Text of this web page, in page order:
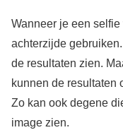
Wanneer je een
achterzijde
de resultaten zien.
kunnen de resultaten
Zo kan ook degene
image zien.